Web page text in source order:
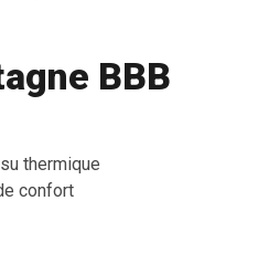
BBB
thermique
confort